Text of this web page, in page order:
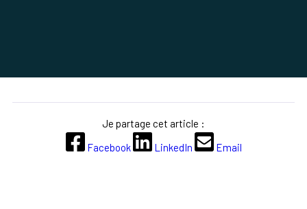
Je partage cet article :
Facebook
LinkedIn Email